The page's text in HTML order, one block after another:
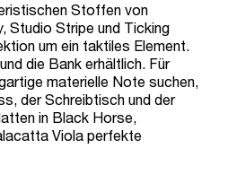
Stoffen von
Studio Stripe und Ticking
um ein taktiles Element.
die Bank erhältlich. Für
materielle Note suchen,
der Schreibtisch und der
in Black Horse,
Viola perfekte